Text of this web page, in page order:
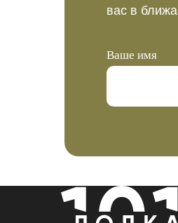
вас в
Ваше имя